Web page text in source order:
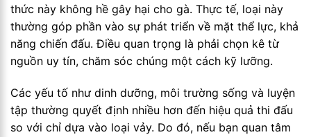
thức này không hề gây hại cho gà. Thực tế, loại này
thường góp phần vào sự phát triển về mặt thể lực, khả
năng chiến đấu. Điều quan trọng là phải chọn kê từ
nguồn uy tín, chăm sóc chúng một cách kỹ lưỡng.
Các yếu tố như dinh dưỡng, môi trường sống và luyện
tập thường quyết định nhiều hơn đến hiệu quả thi đấu
so với chỉ dựa vào loại vảy. Do đó, nếu bạn quan tâm